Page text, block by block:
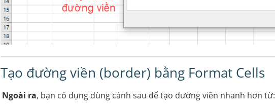
Tạo đường viền (border) bằng Format Cells
Ngoài ra, bạn có dụng dùng cánh sau để tạo đường viền nhanh hơn từ: